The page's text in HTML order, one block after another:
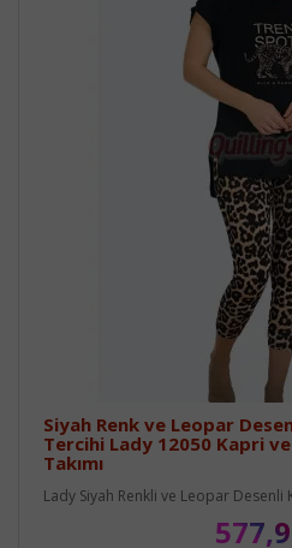
Siyah Renk ve Leopar
Tercihi Lady 12050 Kapri
Takımı
Lady Siyah Renkli ve Leopar Desenli